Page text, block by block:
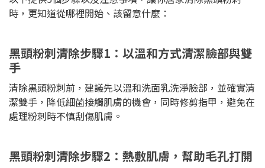
時，更知道從哪裡開始、該留意什麼：
黑頭粉刺清除步驟1：以溫和方式清潔臉部與雙
手
清除黑頭粉刺前，建議先以溫和洗面乳洗淨臉部，並確實清
潔雙手，降低細菌接觸肌膚的機會，同時修剪指甲，避免在
處理粉刺時不慎刮傷肌膚。
黑頭粉刺清除步驟2：熱敷肌膚，幫助毛孔打開